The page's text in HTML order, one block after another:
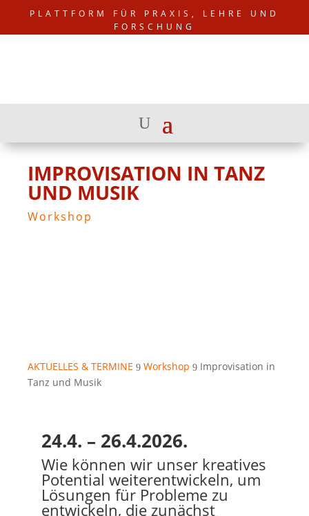
PLATTFORM FÜR PRAXIS, LEHRE UND
FORSCHUNG
IMPROVISATION IN TANZ
UND MUSIK
Workshop
AKTUELLES & TERMINE 9 Workshop 9 Improvisation in
Tanz und Musik
24.4. – 26.4.2026.
Wie können wir unser kreatives
Potential weiterentwickeln, um
Lösungen für Probleme zu
entwickeln, die zunächst